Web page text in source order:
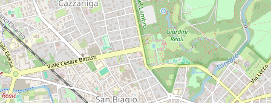
4